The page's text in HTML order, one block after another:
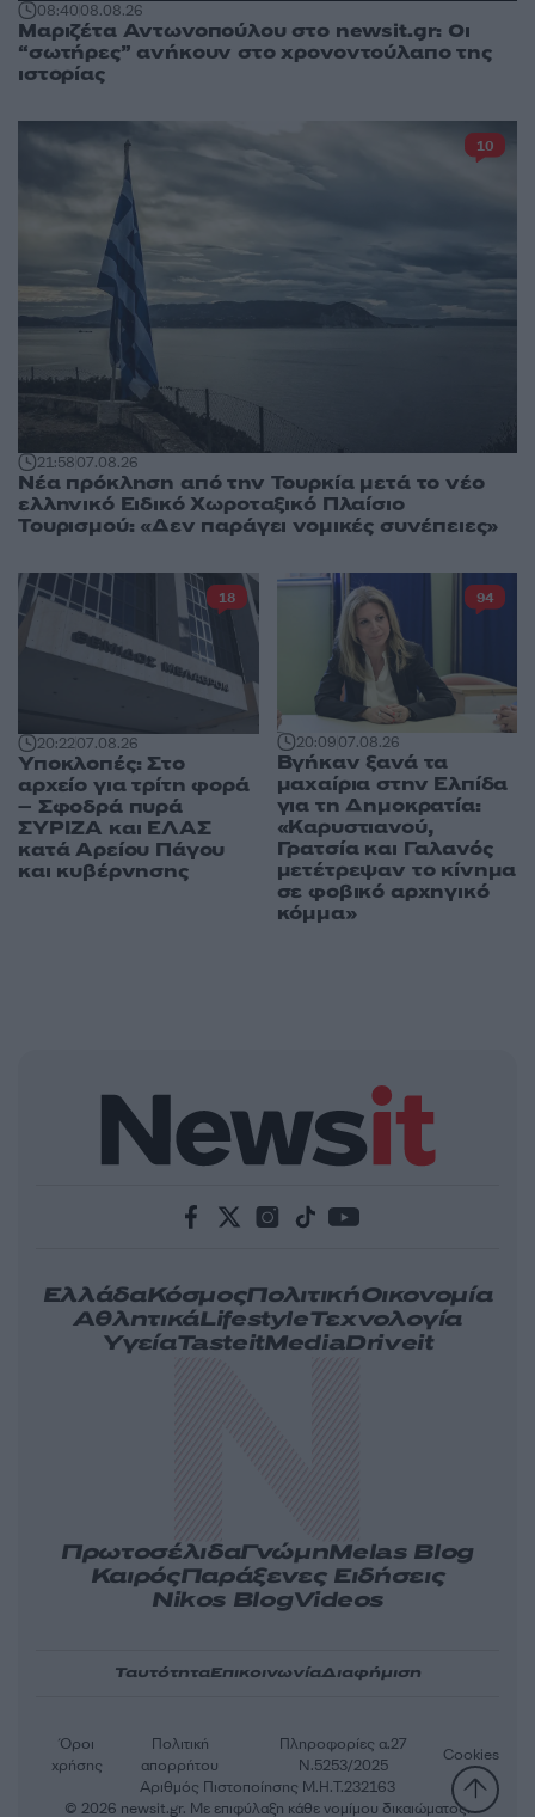
08:4008.08.26
Μαριζέτα Αντωνοπούλου στο newsit.gr: Οι
“σωτήρες” ανήκουν στο χρονοντούλαπο της
ιστορίας
21:5807.08.26
Νέα πρόκληση από την Τουρκία μετά το νέο
ελληνικό Ειδικό Χωροταξικό Πλαίσιο
Τουρισμού: «Δεν παράγει νομικές συνέπειες»
10
20:2207.08.26
Υποκλοπές: Στο
αρχείο για τρίτη φορά
– Σφοδρά πυρά
ΣΥΡΙΖΑ και ΕΛΑΣ
κατά Αρείου Πάγου
και κυβέρνησης
18
20:0907.08.26
Βγήκαν ξανά τα
μαχαίρια στην Ελπίδα
για τη Δημοκρατία:
«Καρυστιανού,
Γρατσία και Γαλανός
μετέτρεψαν το κίνημα
σε φοβικό αρχηγικό
κόμμα»
94
ΕλλάδαΚόσμοςΠολιτικήΟικονομία
ΑθλητικάLifestyleΤεχνολογία
ΥγείαTasteitMediaDriveit
ΠρωτοσέλιδαΓνώμηMelas Blog
ΚαιρόςΠαράξενες Ειδήσεις
Nikos BlogVideos
ΤαυτότηταΕπικοινωνίαΔιαφήμιση
Αριθμός Πιστοποίησης Μ.Η.Τ.232163
Όροι
χρήσης
Πολιτική
απορρήτου
Πληροφορίες α.27
Ν.5253/2025
Cookies
© 2026 newsit.gr. Με επιφύλαξη κάθε νομίμου δικαιώματος.